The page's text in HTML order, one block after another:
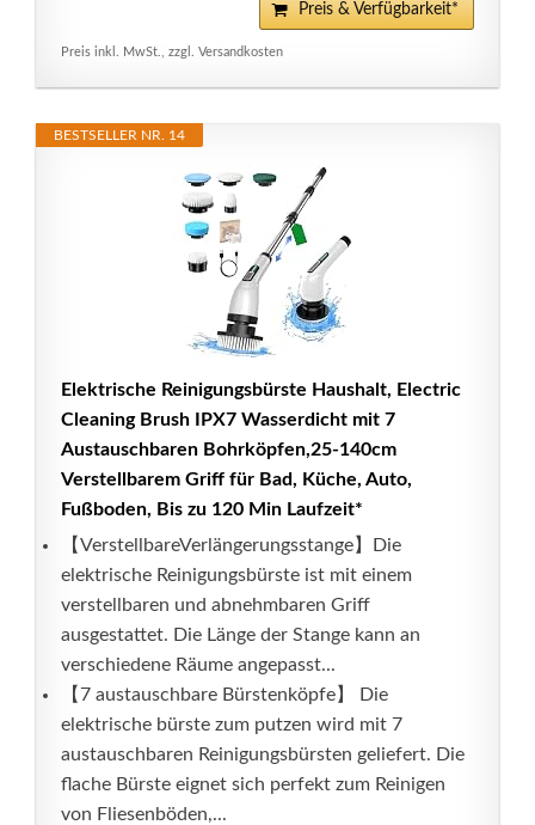
Preis & Verfügbarkeit*
Preis inkl. MwSt., zzgl. Versandkosten
BESTSELLER NR. 14
Elektrische Reinigungsbürste Haushalt, Electric
Cleaning Brush IPX7 Wasserdicht mit 7
Austauschbaren Bohrköpfen,25-140cm
Verstellbarem Griff für Bad, Küche, Auto,
Fußboden, Bis zu 120 Min Laufzeit*
【VerstellbareVerlängerungsstange】Die
elektrische Reinigungsbürste ist mit einem
verstellbaren und abnehmbaren Griff
ausgestattet. Die Länge der Stange kann an
verschiedene Räume angepasst...
【7 austauschbare Bürstenköpfe】 Die
elektrische bürste zum putzen wird mit 7
austauschbaren Reinigungsbürsten geliefert. Die
flache Bürste eignet sich perfekt zum Reinigen
von Fliesenböden,...